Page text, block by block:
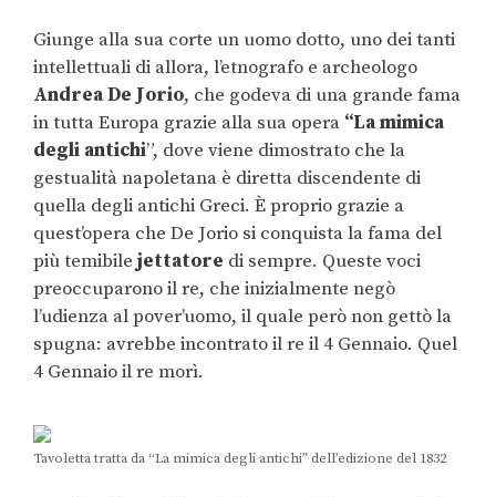
Giunge alla sua corte un uomo dotto, uno dei tanti
intellettuali di allora, l’etnografo e archeologo
Andrea De Jorio, che godeva di una grande fama
in tutta Europa grazie alla sua opera “La mimica
degli antichi”, dove viene dimostrato che la
gestualità napoletana è diretta discendente di
quella degli antichi Greci. È proprio grazie a
quest’opera che De Jorio si conquista la fama del
più temibile jettatore di sempre. Queste voci
preoccuparono il re, che inizialmente negò
l’udienza al pover’uomo, il quale però non gettò la
spugna: avrebbe incontrato il re il 4 Gennaio. Quel
4 Gennaio il re morì.
Tavoletta tratta da “La mimica degli antichi” dell’edizione del 1832